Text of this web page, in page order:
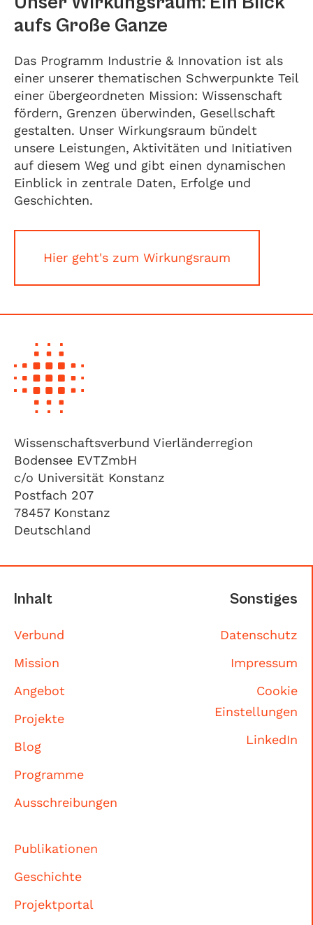
aufs Große Ganze
Das Programm Industrie & Innovation ist als
einer unserer thematischen Schwerpunkte Teil
einer übergeordneten Mission: Wissenschaft
fördern, Grenzen überwinden, Gesellschaft
gestalten. Unser Wirkungsraum bündelt
unsere Leistungen, Aktivitäten und Initiativen
auf diesem Weg und gibt einen dynamischen
Einblick in zentrale Daten, Erfolge und
Geschichten.
Hier geht's zum Wirkungsraum
Wissenschaftsverbund Vierländerregion
Bodensee EVTZmbH
c/o Universität Konstanz
Postfach 207
78457 Konstanz
Deutschland
Inhalt
Verbund
Mission
Angebot
Projekte
Blog
Programme
Ausschreibungen
Publikationen
Geschichte
Projektportal
Sonstiges
Datenschutz
Impressum
Cookie
Einstellungen
LinkedIn